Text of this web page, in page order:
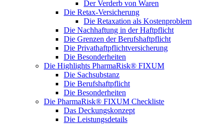
Der Verderb von Waren
Die Retax-Versicherung
Die Retaxation als Kostenproblem
Die Nachhaftung in der Haftpflicht
Die Grenzen der Berufshaftpflicht
Die Privathaftpflichtversicherung
Die Besonderheiten
Die Highlights PharmaRisk® FIXUM
Die Sachsubstanz
Die Berufshaftpflicht
Die Besonderheiten
Die PharmaRisk® FIXUM Checkliste
Das Deckungskonzept
Die Leistungsdetails